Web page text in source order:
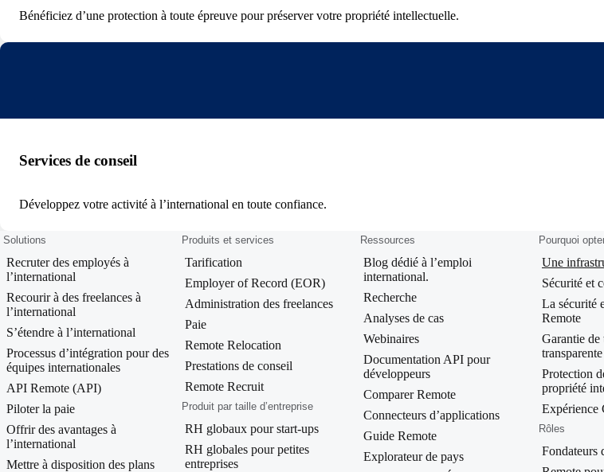
Bénéficiez d’une protection à toute épreuve pour préserver votre propriété intellectuelle.
Services de conseil
Développez votre activité à l’international en toute confiance.
Solutions
Recruter des employés à
l’international
Recourir à des freelances à
l’international
S’étendre à l’international
Processus d’intégration pour des
équipes internationales
API Remote (API)
Piloter la paie
Offrir des avantages à
l’international
Mettre à disposition des plans
Produits et services
Tarification
Employer of Record (EOR)
Administration des freelances
Paie
Remote Relocation
Prestations de conseil
Remote Recruit
Produit par taille d’entreprise
RH globaux pour start-ups
RH globales pour petites
entreprises
Ressources
Blog dédié à l’emploi
international.
Recherche
Analyses de cas
Webinaires
Documentation API pour
développeurs
Comparer Remote
Connecteurs d’applications
Guide Remote
Explorateur de pays
Pourquoi
Une
Sécurité et
La sécurité
Remote
Garantie
transparente
Protection
propriété
Expérience
Rôles
Fondateurs